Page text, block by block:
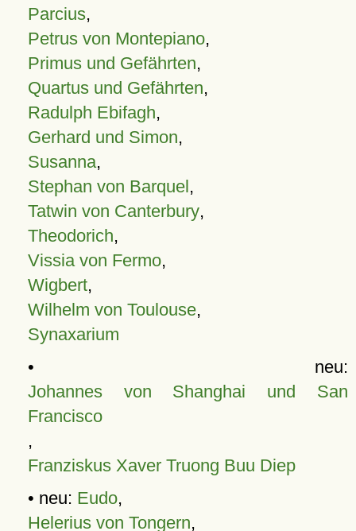
Parcius,
Petrus von Montepiano,
Primus und Gefährten,
Quartus und Gefährten,
Radulph Ebifagh,
Gerhard und Simon,
Susanna,
Stephan von Barquel,
Tatwin von Canterbury,
Theodorich,
Vissia von Fermo,
Wigbert,
Wilhelm von Toulouse,
Synaxarium
• neu:
Johannes von Shanghai und San
Francisco
,
Franziskus Xaver Truong Buu Diep
• neu: Eudo,
Helerius von Tongern,